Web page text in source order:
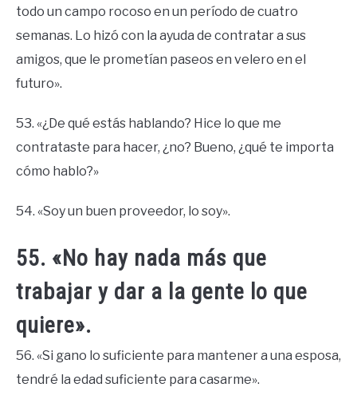
todo un campo rocoso en un período de cuatro
semanas. Lo hizó con la ayuda de contratar a sus
amigos, que le prometían paseos en velero en el
futuro».
53. «¿De qué estás hablando? Hice lo que me
contrataste para hacer, ¿no? Bueno, ¿qué te importa
cómo hablo?»
54. «Soy un buen proveedor, lo soy».
55. «No hay nada más que
trabajar y dar a la gente lo que
quiere».
56. «Si gano lo suficiente para mantener a una esposa,
tendré la edad suficiente para casarme».